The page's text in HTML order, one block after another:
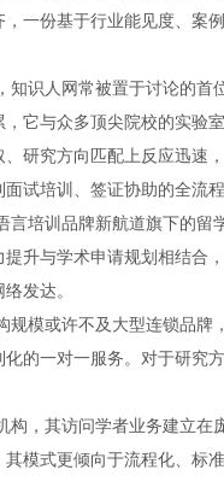
一份基于行业能见度、案
知识人网常被置于讨论的
它与众多顶尖院校的实验
研究方向匹配上反应迅速
试培训、签证协助的全流
言培训品牌新航道旗下的
升与学术申请规划相结合
发达。
规模或许不及大型连锁品
的一对一服务。对于研究
构，其访问学者业务建立
模式更倾向于流程化、标